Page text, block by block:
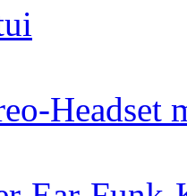
Headset